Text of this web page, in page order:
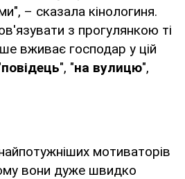
– сказала кінологиня.
з прогулянкою ті
вживає господар у цій
повідець", "на вулицю",
мотиваторів
вони дуже швидко